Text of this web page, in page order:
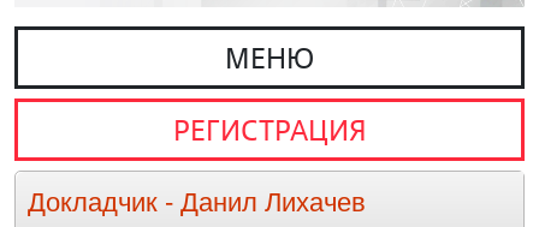
МЕНЮ
РЕГИСТРАЦИЯ
Докладчик - Данил Лихачев